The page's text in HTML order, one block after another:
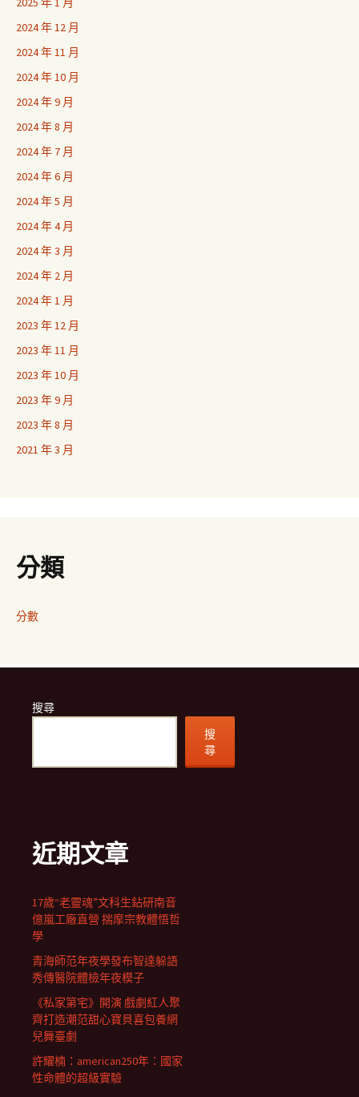
2024 年 12 月
2024 年 11 月
2024 年 10 月
2024 年 9 月
2024 年 8 月
2024 年 7 月
2024 年 6 月
2024 年 5 月
2024 年 4 月
2024 年 3 月
2024 年 2 月
2024 年 1 月
2023 年 12 月
2023 年 11 月
2023 年 10 月
2023 年 9 月
2023 年 8 月
2021 年 3 月
分類
分數
搜尋
搜
尋
近期文章
17歲“老靈魂”文科生鉆研南音
億嵐工廠直營 揣摩宗教體悟哲
學
青海師范年夜學發布智達躲語
秀傳醫院體檢年夜模子
《私家第宅》開演 戲劇紅人聚
齊打造潮范甜心寶貝喜包養網
兒舞臺劇
許耀楠：american250年：國家
性命體的超級實驗